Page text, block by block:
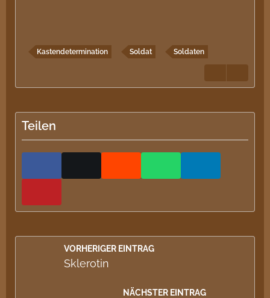
Kastendetermination Soldat Soldaten
Teilen
VORHERIGER EINTRAG
Sklerotin
NÄCHSTER EINTRAG